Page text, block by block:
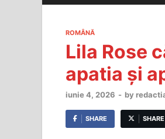
ROMÂNĂ
Lila Rose
apatia și
iunie 4, 2026 - by
SHARE SHARE